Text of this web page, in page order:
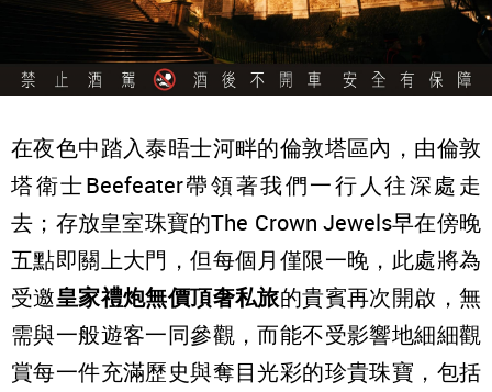
在夜色中踏入泰晤士河畔的倫敦塔區內，由倫敦
塔衛士Beefeater帶領著我們一行人往深處走
去；存放皇室珠寶的The Crown Jewels早在傍晚
五點即關上大門，但每個月僅限一晚，此處將為
受邀皇家禮炮無價頂奢私旅的貴賓再次開啟，無
需與一般遊客一同參觀，而能不受影響地細細觀
賞每一件充滿歷史與奪目光彩的珍貴珠寶，包括